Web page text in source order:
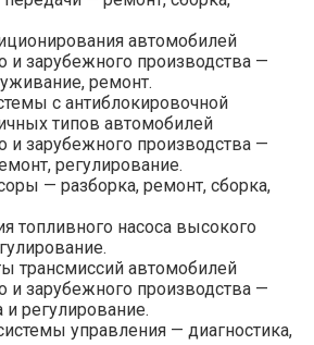
автомобилей
и зарубежного производства —
ремонт.
с антиблокировочной
типов автомобилей
и зарубежного производства —
регулирование.
— разборка, ремонт, сборка,
топливного насоса высокого
трансмиссий автомобилей
и зарубежного производства —
и регулирование.
управления — диагностика,